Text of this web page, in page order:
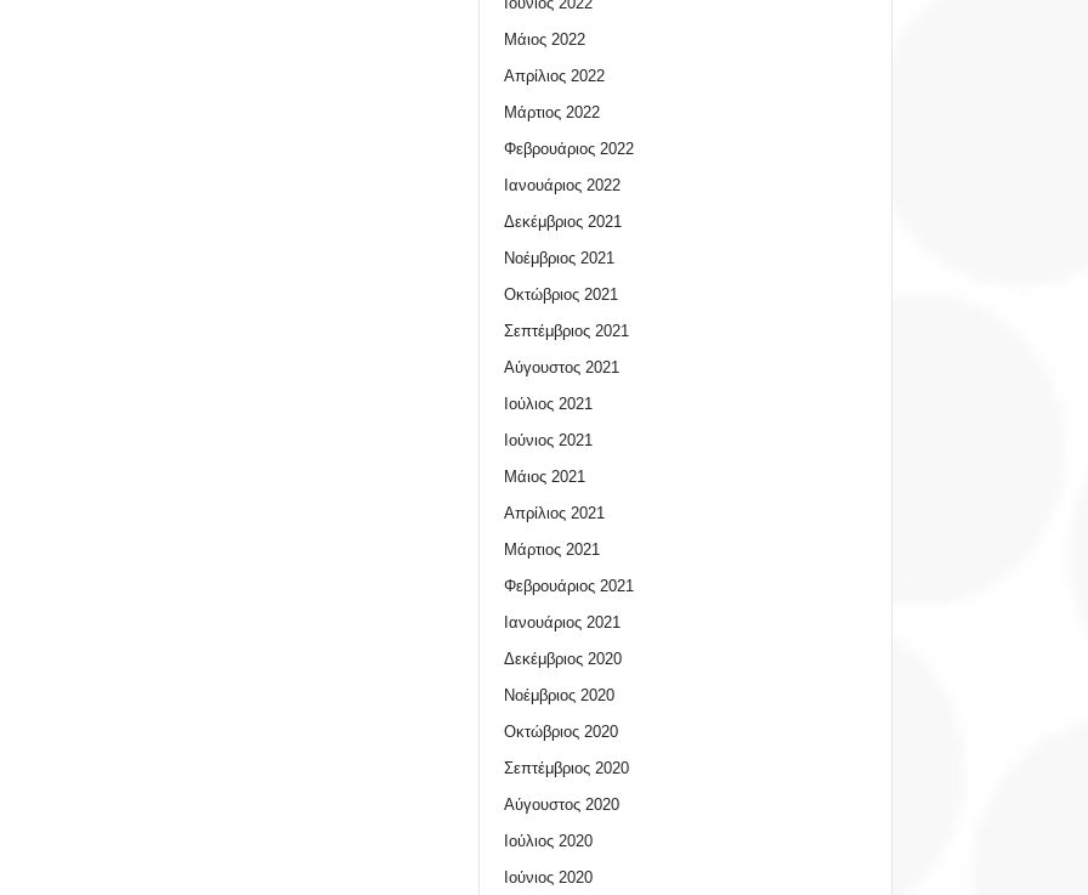
Μάιος 2022
Απρίλιος 2022
Μάρτιος 2022
Φεβρουάριος 2022
Ιανουάριος 2022
Δεκέμβριος 2021
Νοέμβριος 2021
Οκτώβριος 2021
Σεπτέμβριος 2021
Αύγουστος 2021
Ιούλιος 2021
Ιούνιος 2021
Μάιος 2021
Απρίλιος 2021
Μάρτιος 2021
Φεβρουάριος 2021
Ιανουάριος 2021
Δεκέμβριος 2020
Νοέμβριος 2020
Οκτώβριος 2020
Σεπτέμβριος 2020
Αύγουστος 2020
Ιούλιος 2020
Ιούνιος 2020